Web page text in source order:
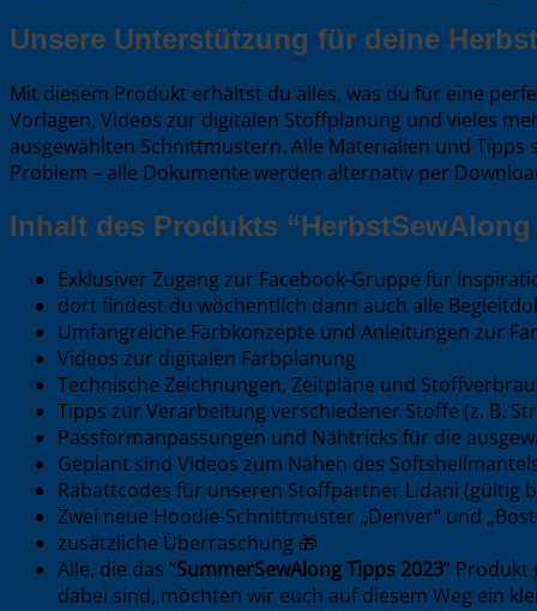
Unsere Unterstützung für deine
Mit diesem Produkt erhältst du alles, was du für eine
Vorlagen, Videos zur digitalen Stoffplanung und vieles
ausgewählten Schnittmustern. Alle Materialien und
Problem – alle Dokumente werden alternativ per
Inhalt des Produkts “HerbstSewAlong
Exklusiver Zugang zur Facebook-Gruppe für
dort findest du wöchentlich dann auch alle
Umfangreiche Farbkonzepte und Anleitungen zur
Videos zur digitalen Farbplanung
Technische Zeichnungen, Zeitpläne und
Tipps zur Verarbeitung verschiedener Stoffe (z. B.
Passformanpassungen und Nähtricks für die
Geplant sind Videos zum Nähen des
Rabattcodes für unseren Stoffpartner Lidani (gültig
Zwei neue Hoodie-Schnittmuster „Denver“ und
zusätzliche Überraschung 🎁
Alle, die das “SummerSewAlong Tipps 2023” Produkt
dabei sind, möchten wir euch auf diesem Weg ein